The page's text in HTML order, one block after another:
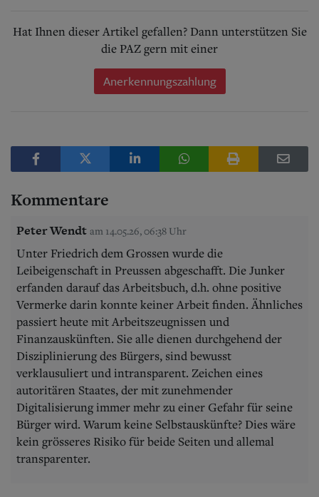
Hat Ihnen dieser Artikel gefallen? Dann unterstützen Sie
die PAZ gern mit einer
Anerkennungszahlung
Kommentare
Peter Wendt am 14.05.26, 06:38 Uhr
Unter Friedrich dem Grossen wurde die
Leibeigenschaft in Preussen abgeschafft. Die Junker
erfanden darauf das Arbeitsbuch, d.h. ohne positive
Vermerke darin konnte keiner Arbeit finden. Ähnliches
passiert heute mit Arbeitszeugnissen und
Finanzauskünften. Sie alle dienen durchgehend der
Disziplinierung des Bürgers, sind bewusst
verklausuliert und intransparent. Zeichen eines
autoritären Staates, der mit zunehmender
Digitalisierung immer mehr zu einer Gefahr für seine
Bürger wird. Warum keine Selbstauskünfte? Dies wäre
kein grösseres Risiko für beide Seiten und allemal
transparenter.